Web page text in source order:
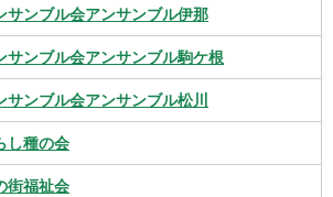
サンブル会アンサンブル伊那
サンブル会アンサンブル駒ケ根
サンブル会アンサンブル松川
し種の会
街福祉会